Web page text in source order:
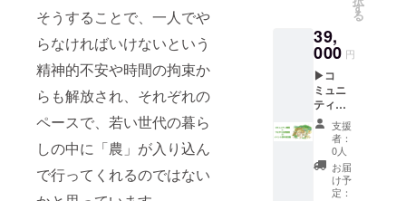
そうすることで、一人でや
らなければいけないという
精神的不安や時間の拘束か
らも解放され、それぞれの
ペースで、若い世代の暮ら
しの中に「農」が入り込ん
で行ってくれるのではない
ター1人
ハウス
ハウス
柏屋旅
館の個
室4名1
泊利用
とコ
ミュニ
ティ農
園での
農体験
セット
です。
す
る
39,
000 円
▶コ
ミュニ
ティ農
園+つな
がり自
然農園
のイベ
ント通
年参加
支援
者：
0人
お届
け予
定：